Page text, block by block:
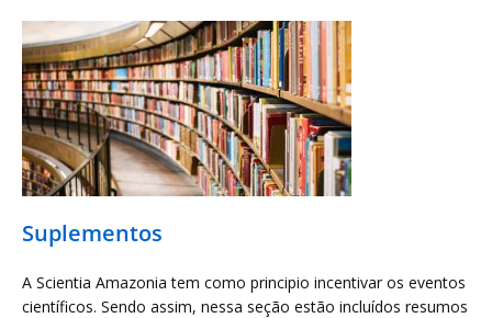
Suplementos
A Scientia Amazonia tem como principio incentivar os eventos
científicos. Sendo assim, nessa seção estão incluídos resumos